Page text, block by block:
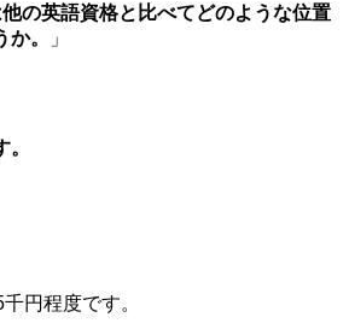
の英語資格と比べてどのような位置
。
」
円程度です。